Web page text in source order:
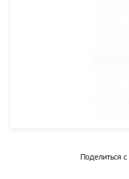
Поделиться